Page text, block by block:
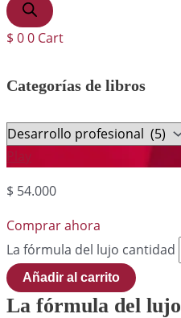
$ 00 Cart
Categorías de libros
Play
$ 54.000
Comprar ahora
La fórmula del lujo cantidad
Añadir al carrito
La fórmula del lujo